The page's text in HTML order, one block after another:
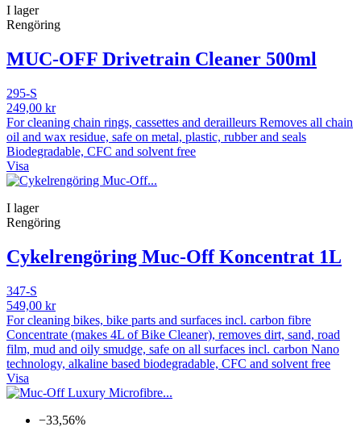
I lager
Rengöring
MUC-OFF Drivetrain Cleaner 500ml
295-S
249,00 kr
For cleaning chain rings, cassettes and derailleurs Removes all chain
oil and wax residue, safe on metal, plastic, rubber and seals
Biodegradable, CFC and solvent free
Visa
I lager
Rengöring
Cykelrengöring Muc-Off Koncentrat 1L
347-S
549,00 kr
For cleaning bikes, bike parts and surfaces incl. carbon fibre
Concentrate (makes 4L of Bike Cleaner), removes dirt, sand, road
film, mud and oily smudge, safe on all surfaces incl. carbon Nano
technology, alkaline based biodegradable, CFC and solvent free
Visa
−33,56%